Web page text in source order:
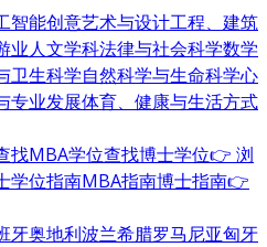
智能创意艺术与设计工程、建筑
业人文学科法律与社会科学数学
卫生科学自然科学与生命科学心
专业发展体育、健康与生活方式
找MBA学位查找博士学位👉 浏
学位指南MBA指南博士指南👉
牙奥地利波兰希腊罗马尼亚匈牙